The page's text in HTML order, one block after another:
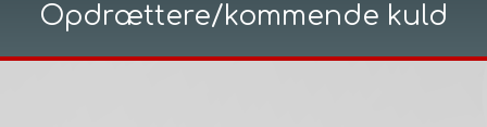
Opdrættere/kommende kuld